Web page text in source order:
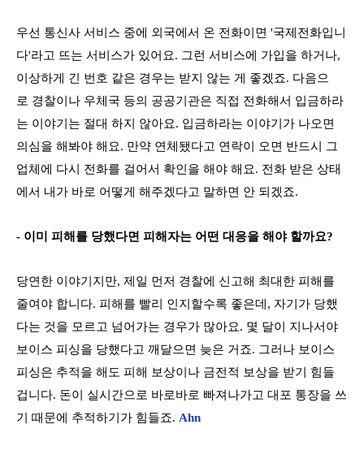
우선 통신사 서비스 중에 외국에서 온 전화이면 '국제전화입니
다'라고 뜨는 서비스가 있어요. 그런 서비스에 가입을 하거나,
이상하게 긴 번호 같은 경우는 받지 않는 게 좋겠죠. 다음으
로 경찰이나 우체국 등의 공공기관은 직접 전화해서 입금하라
는 이야기는 절대 하지 않아요. 입금하라는 이야기가 나오면
의심을 해봐야 해요. 만약 연체됐다고 연락이 오면 반드시 그
업체에 다시 전화를 걸어서 확인을 해야 해요. 전화 받은 상태
에서 내가 바로 어떻게 해주겠다고 말하면 안 되겠죠.
- 이미 피해를 당했다면 피해자는 어떤 대응을 해야 할까요?
당연한 이야기지만, 제일 먼저 경찰에 신고해 최대한 피해를
줄여야 합니다. 피해를 빨리 인지할수록 좋은데, 자기가 당했
다는 것을 모르고 넘어가는 경우가 많아요. 몇 달이 지나서야
보이스 피싱을 당했다고 깨달으면 늦은 거죠. 그러나 보이스
피싱은 추적을 해도 피해 보상이나 금전적 보상을 받기 힘들
겁니다. 돈이 실시간으로 바로바로 빠져나가고 대포 통장을 쓰
기 때문에 추적하기가 힘들죠. Ahn